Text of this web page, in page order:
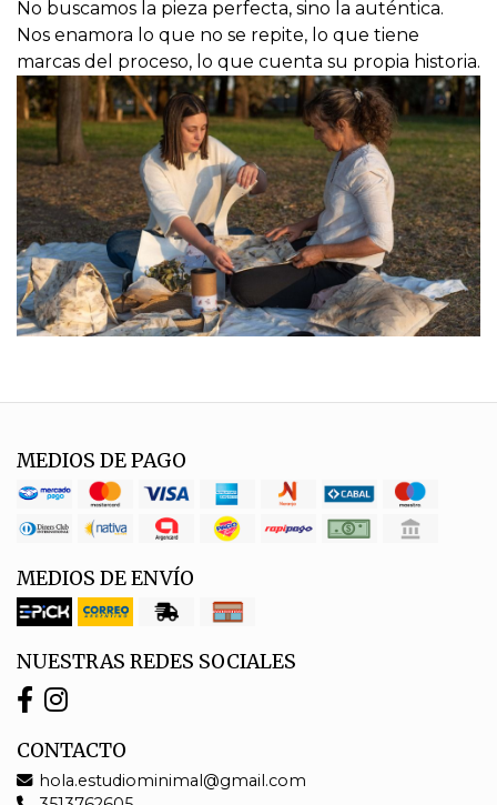
No buscamos la pieza perfecta, sino la auténtica.
Nos enamora lo que no se repite, lo que tiene
marcas del proceso, lo que cuenta su propia historia.
MEDIOS DE PAGO
MEDIOS DE ENVÍO
NUESTRAS REDES SOCIALES
CONTACTO
hola.estudiominimal@gmail.com